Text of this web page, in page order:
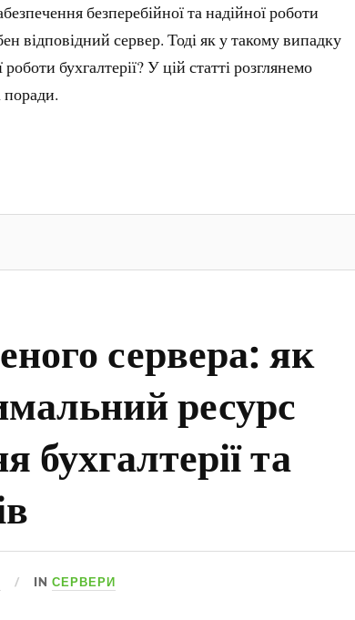
безперебійної та надійної роботи
відповідний сервер. Тоді як у такому випадку
бухгалтерії? У цій статті розглянемо
поради.
сервера: як
ресурс
бухгалтерії та
INСЕРВЕРИ